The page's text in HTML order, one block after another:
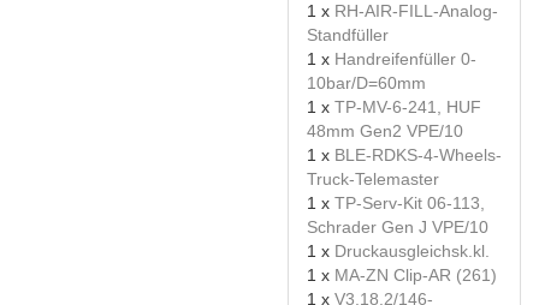
1 x RH-AIR-FILL-Analog-
Standfüller
1 x Handreifenfüller 0-
10bar/D=60mm
1 x TP-MV-6-241, HUF
48mm Gen2 VPE/10
1 x BLE-RDKS-4-Wheels-
Truck-Telemaster
1 x TP-Serv-Kit 06-113,
Schrader Gen J VPE/10
1 x Druckausgleichsk.kl.
1 x MA-ZN Clip-AR (261)
1 x V3.18.2/146-